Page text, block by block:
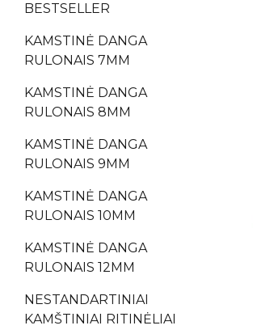
BESTSELLER
KAMSTINĖ DANGA
RULONAIS 7MM
KAMSTINĖ DANGA
RULONAIS 8MM
KAMSTINĖ DANGA
RULONAIS 9MM
KAMSTINĖ DANGA
RULONAIS 10MM
KAMSTINĖ DANGA
RULONAIS 12MM
NESTANDARTINIAI
KAMŠTINIAI RITINĖLIAI